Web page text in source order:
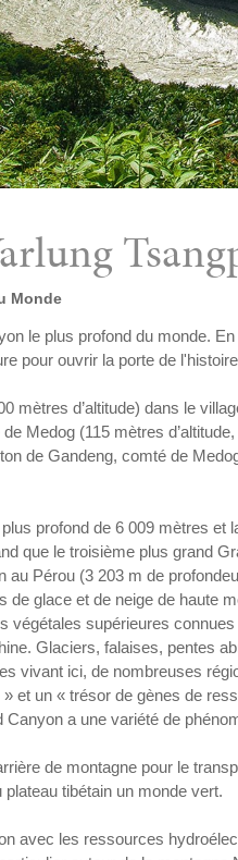
Monde
le plus profond du monde.
pour ouvrir la porte de
mètres d’altitude) dans le
Medog (115 mètres
de Gandeng, comté de
profond de 6 009 mètres
que le troisième plus grand
au Pérou (3 203 m de
glace et de neige de haute
végétales supérieures
Glaciers, falaises, pentes
vivant ici, de nombreuses
et un « trésor de gènes de
a une variété de
de montagne pour le
tibétain un monde vert.
avec les ressources